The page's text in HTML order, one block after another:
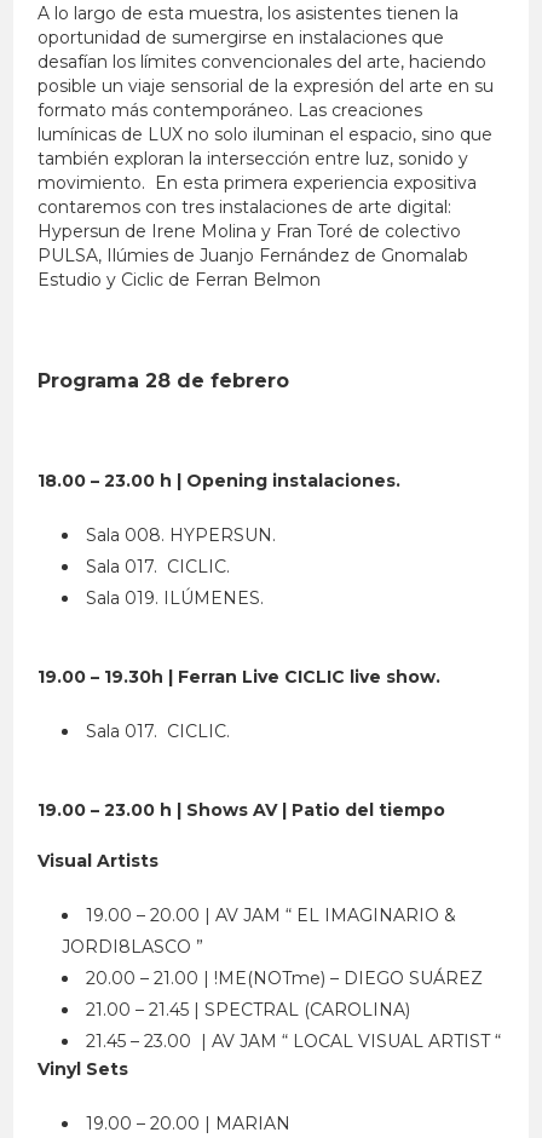
A lo largo de esta muestra, los asistentes tienen la
oportunidad de sumergirse en instalaciones que
desafían los límites convencionales del arte, haciendo
posible un viaje sensorial de la expresión del arte en su
formato más contemporáneo. Las creaciones
lumínicas de LUX no solo iluminan el espacio, sino que
también exploran la intersección entre luz, sonido y
movimiento. En esta primera experiencia expositiva
contaremos con tres instalaciones de arte digital:
Hypersun de Irene Molina y Fran Toré de colectivo
PULSA, Ilúmies de Juanjo Fernández de Gnomalab
Estudio y Ciclic de Ferran Belmon
Programa 28 de febrero
18.00 – 23.00 h | Opening instalaciones.
Sala 008. HYPERSUN.
Sala 017. CICLIC.
Sala 019. ILÚMENES.
19.00 – 19.30h | Ferran Live CICLIC live show.
Sala 017. CICLIC.
19.00 – 23.00 h | Shows AV | Patio del tiempo
Visual Artists
19.00 – 20.00 | AV JAM “ EL IMAGINARIO &
JORDI8LASCO ”
20.00 – 21.00 | !ME(NOTme) – DIEGO SUÁREZ
21.00 – 21.45 | SPECTRAL (CAROLINA)
21.45 – 23.00 | AV JAM “ LOCAL VISUAL ARTIST “
Vinyl Sets
19.00 – 20.00 | MARIAN